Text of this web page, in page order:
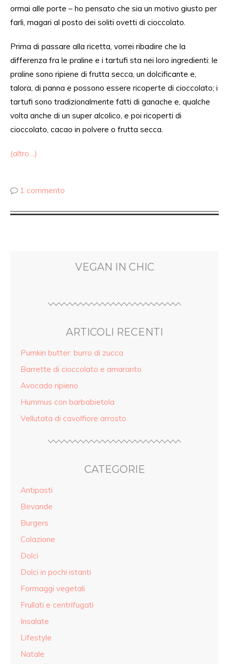
ormai alle porte – ho pensato che sia un motivo giusto per
farli, magari al posto dei soliti ovetti di cioccolato.
Prima di passare alla ricetta, vorrei ribadire che la
differenza fra le praline e i tartufi sta nei loro ingredienti: le
praline sono ripiene di frutta secca, un dolcificante e,
talora, di panna e possono essere ricoperte di cioccolato; i
tartufi sono tradizionalmente fatti di ganache e, qualche
volta anche di un super alcolico, e poi ricoperti di
cioccolato, cacao in polvere o frutta secca.
(altro…)
1 commento
VEGAN IN CHIC
ARTICOLI RECENTI
Pumkin butter: burro di zucca
Barrette di cioccolato e amaranto
Avocado ripieno
Hummus con barbabietola
Vellutata di cavolfiore arrosto
CATEGORIE
Antipasti
Bevande
Burgers
Colazione
Dolci
Dolci in pochi istanti
Formaggi vegetali
Frullati e centrifugati
Insalate
Lifestyle
Natale